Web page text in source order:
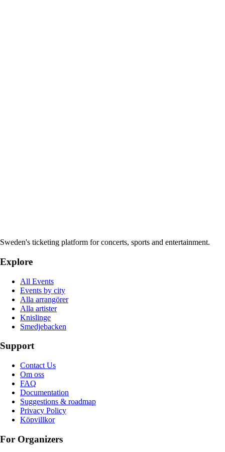
Sweden's ticketing platform for concerts, sports and entertainment.
Explore
All Events
Events by city
Alla arrangörer
Alla artister
Knislinge
Smedjebacken
Support
Contact Us
Om oss
FAQ
Documentation
Suggestions & roadmap
Privacy Policy
Köpvillkor
For Organizers